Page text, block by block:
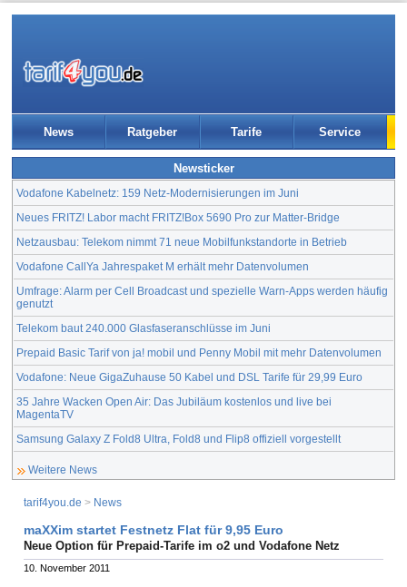
News Ratgeber Tarife Service
Newsticker
Vodafone Kabelnetz: 159 Netz-Modernisierungen im Juni
Neues FRITZ! Labor macht FRITZ!Box 5690 Pro zur Matter-Bridge
Netzausbau: Telekom nimmt 71 neue Mobilfunkstandorte in Betrieb
Vodafone CallYa Jahrespaket M erhält mehr Datenvolumen
Umfrage: Alarm per Cell Broadcast und spezielle Warn-Apps werden häufig
genutzt
Telekom baut 240.000 Glasfaseranschlüsse im Juni
Prepaid Basic Tarif von ja! mobil und Penny Mobil mit mehr Datenvolumen
Vodafone: Neue GigaZuhause 50 Kabel und DSL Tarife für 29,99 Euro
35 Jahre Wacken Open Air: Das Jubiläum kostenlos und live bei
MagentaTV
Samsung Galaxy Z Fold8 Ultra, Fold8 und Flip8 offiziell vorgestellt
Weitere News
tarif4you.de > News
maXXim startet Festnetz Flat für 9,95 Euro
Neue Option für Prepaid-Tarife im o2 und Vodafone Netz
10. November 2011